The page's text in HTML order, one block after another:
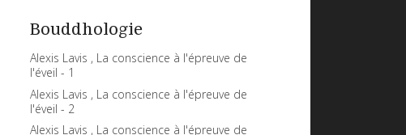
Bouddhologie
Alexis Lavis , La conscience à l'épreuve de
l'éveil - 1
Alexis Lavis , La conscience à l'épreuve de
l'éveil - 2
Alexis Lavis , La conscience à l'épreuve de